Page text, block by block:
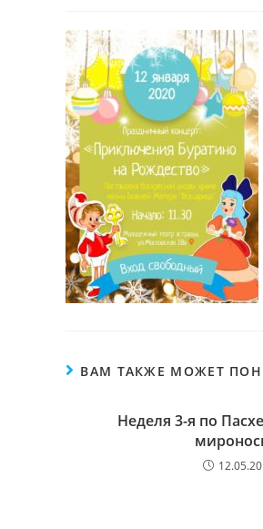
ВАМ ТАКЖЕ МОЖЕТ
Неделя 3-я по